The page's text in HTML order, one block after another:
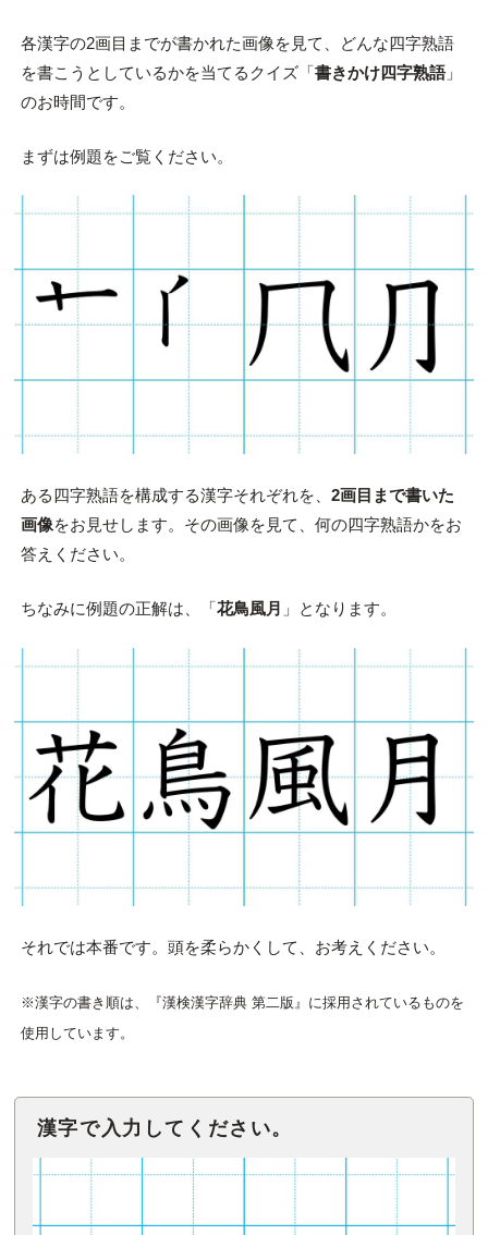
各漢字の2画目までが書かれた画像を見て、どんな四字熟語
を書こうとしているかを当てるクイズ「書きかけ四字熟語」
のお時間です。
まずは例題をご覧ください。
ある四字熟語を構成する漢字それぞれを、 2画目まで書いた
画像をお見せします。その画像を見て、何の四字熟語かをお
答えください。
ちなみに例題の正解は、「花鳥風月 」となります。
それでは本番です。頭を柔らかくして、お考えください。
※漢字の書き順は、『漢検漢字辞典 第二版』に採用されているものを
使用しています。
漢字で入力してください。